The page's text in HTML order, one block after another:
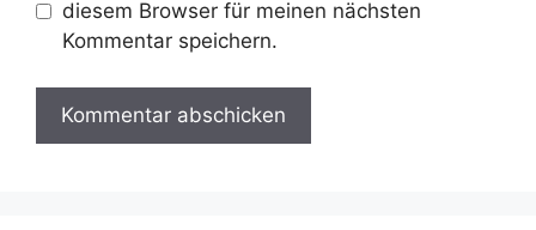
diesem Browser für meinen nächsten
Kommentar speichern.